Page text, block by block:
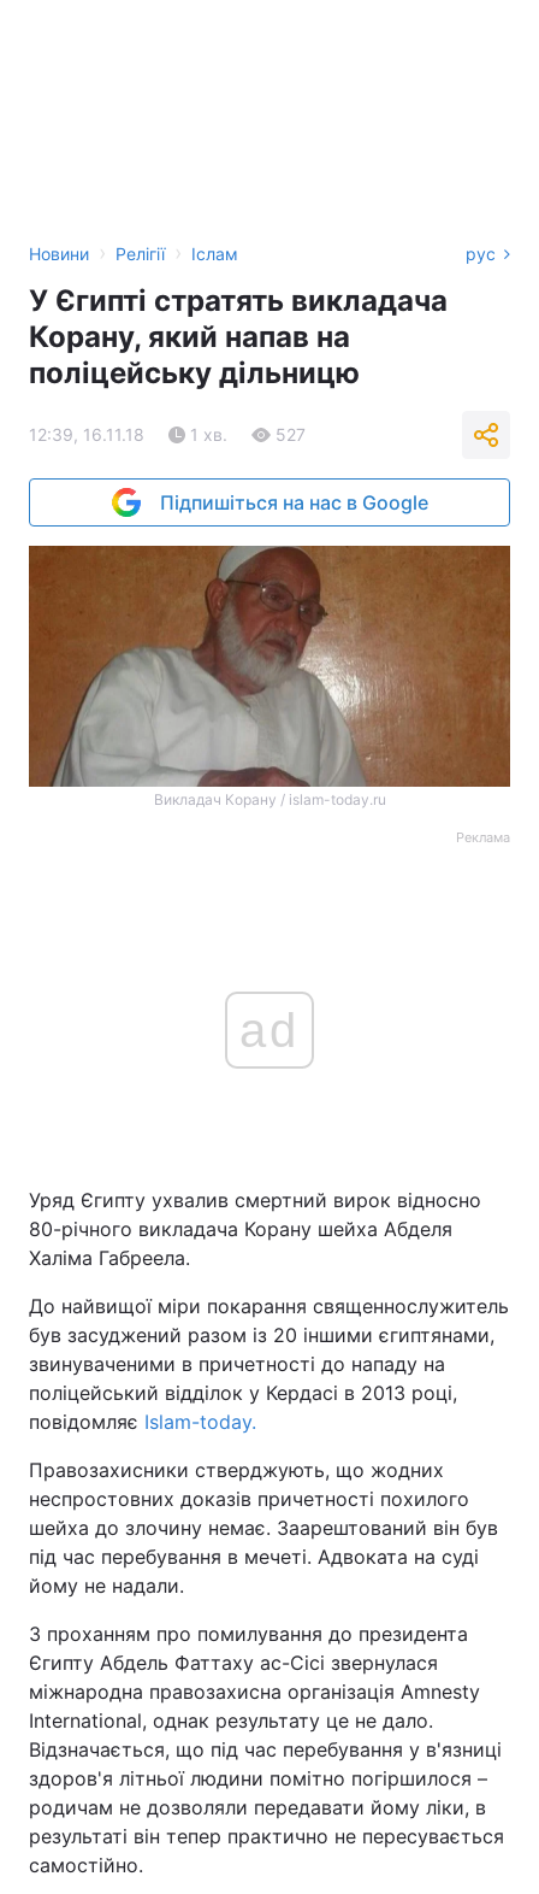
Новини › Релігії › Іслам рус
У Єгипті стратять викладача
Корану, який напав на
поліцейську дільницю
12:39, 16.11.18 1 хв. 527
Підпишіться на нас в Google
Викладач Корану / islam-today.ru
Реклама
ad
Уряд Єгипту ухвалив смертний вирок відносно
80-річного викладача Корану шейха Абделя
Халіма Габреела.
До найвищої міри покарання священнослужитель
був засуджений разом із 20 іншими єгиптянами,
звинуваченими в причетності до нападу на
поліцейський відділок у Кердасі в 2013 році,
повідомляє Islam-today.
Правозахисники стверджують, що жодних
неспростовних доказів причетності похилого
шейха до злочину немає. Заарештований він був
під час перебування в мечеті. Адвоката на суді
йому не надали.
З проханням про помилування до президента
Єгипту Абдель Фаттаху ас-Сісі звернулася
міжнародна правозахисна організація Amnesty
International, однак результату це не дало.
Відзначається, що під час перебування у в'язниці
здоров'я літньої людини помітно погіршилося –
родичам не дозволяли передавати йому ліки, в
результаті він тепер практично не пересувається
самостійно.